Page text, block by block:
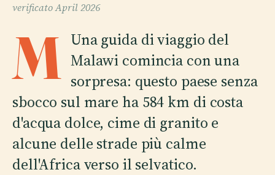
verificatoApril 2026
M Una guida di viaggio del
Malawi comincia con una
sorpresa: questo paese senza
sbocco sul mare ha 584 km di costa
d'acqua dolce, cime di granito e
alcune delle strade più calme
dell'Africa verso il selvatico.